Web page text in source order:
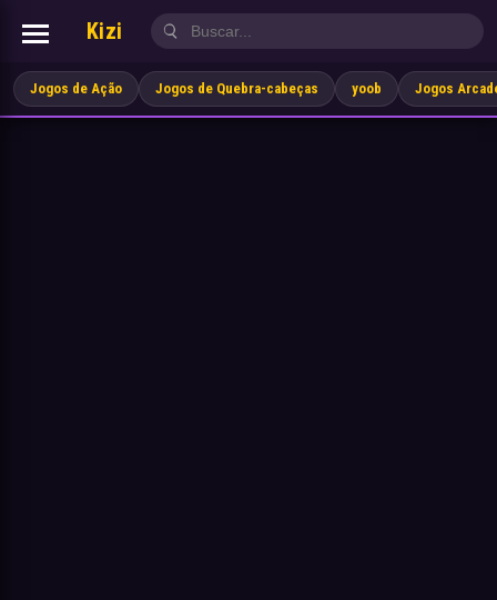
Kizi
Jogos de Ação Jogos de Quebra-cabeças yoob Jogos